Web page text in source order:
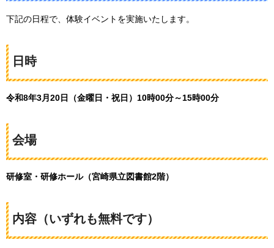
下記の日程で、体験イベントを実施いたします。
日時
令和8年3月20日（金曜日・祝日）10時00分～15時00分
会場
研修室・研修ホール（宮崎県立図書館2階）
内容（いずれも無料です）